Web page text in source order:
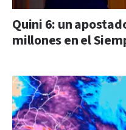
Quini 6: un
millones en el